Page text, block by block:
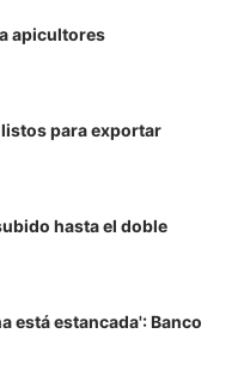
apicultores
para exportar
hasta el doble
está estancada': Banco